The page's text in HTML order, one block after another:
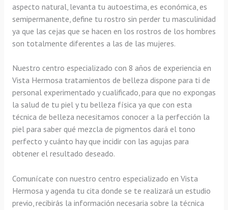
aspecto natural, levanta tu autoestima, es económica, es
semipermanente, define tu rostro sin perder tu masculinidad
ya que las cejas que se hacen en los rostros de los hombres
son totalmente diferentes a las de las mujeres.
Nuestro centro especializado con 8 años de experiencia en
Vista Hermosa tratamientos de belleza dispone para ti de
personal experimentado y cualificado, para que no expongas
la salud de tu piel y tu belleza física ya que con esta
técnica de belleza necesitamos conocer a la perfección la
piel para saber qué mezcla de pigmentos dará el tono
perfecto y cuánto hay que incidir con las agujas para
obtener el resultado deseado.
Comunícate con nuestro centro especializado en Vista
Hermosa y agenda tu cita donde se te realizará un estudio
previo, recibirás la información necesaria sobre la técnica